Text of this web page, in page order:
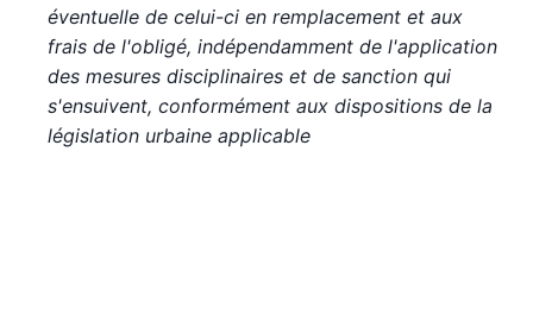
éventuelle de celui-ci en remplacement et aux
frais de l'obligé, indépendamment de l'application
des mesures disciplinaires et de sanction qui
s'ensuivent, conformément aux dispositions de la
législation urbaine applicable